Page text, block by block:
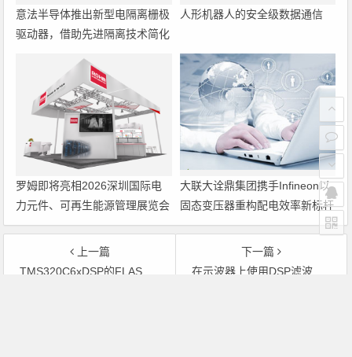
意法半导体推出新型电隔离栅极
驱动器，借助先进隔离技术简化
人形机器人的安全级数据通信
罗姆即将亮相2026深圳国际电
力元件、可再生能源管理展览会
暨研讨会
大联大诠鼎集团携手Infineon以
固态变压器重构配电效率新标杆
上一篇
TMS320C6xDSP的FLASH引导方法研究与实现
下一篇
在示波器上使用DSP滤波技术的探讨